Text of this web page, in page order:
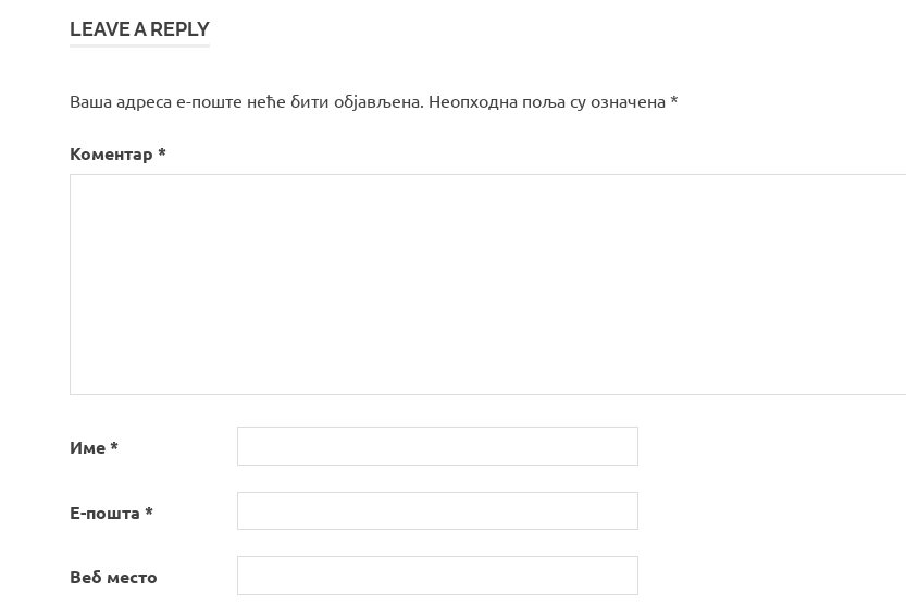
LEAVE A REPLY
Ваша адреса е-поште неће бити објављена. Неопходна поља су означена *
Коментар *
Име*
Е-пошта *
Веб место